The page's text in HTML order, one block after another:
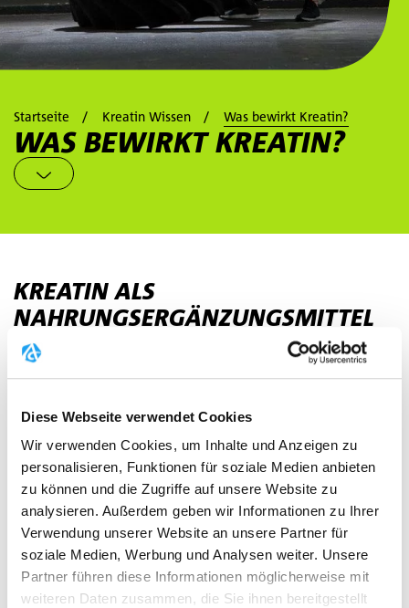
Diese Webseite verwendet Cookies
Wir verwenden Cookies, um Inhalte und Anzeigen zu
personalisieren, Funktionen für soziale Medien anbieten
zu können und die Zugriffe auf unsere Website zu
analysieren. Außerdem geben wir Informationen zu Ihrer
Verwendung unserer Website an unsere Partner für
soziale Medien, Werbung und Analysen weiter. Unsere
Partner führen diese Informationen möglicherweise mit
weiteren Daten zusammen, die Sie ihnen bereitgestellt
Startseite Kreatin Wissen Was bewirkt Kreatin?
WAS BEWIRKT KREATIN?
KREATIN ALS
NAHRUNGSERGÄNZUNGSMITTEL
ERHÖHT DIE KÖRPERLICHE
LEISTUNG
Durch eine zusätzliche Kreatin-Einnahme kann der
Vorrat an Kreatin und Kreatinphosphat in den
Muskelzellen vergrößert werden. Dies wiederum
verbessert die Leistungsfähigkeit während intensiver
Muskelbelastung und führt dadurch zu einem
verstärkten Muskelaufbau und Kraftzuwachs. Der
größere Kreatinphosphat-Pool führt außerdem zu
einer schnelleren Regenerierung von ATP und